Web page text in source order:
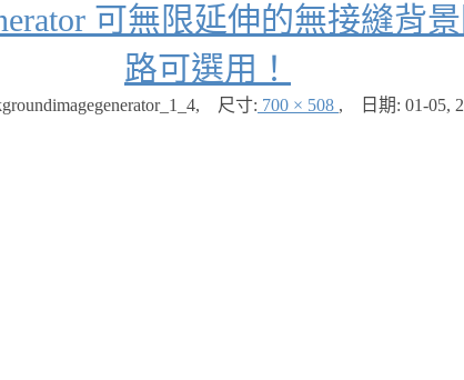
可無限延伸的無接縫背
路可選用！
, 尺寸: 700 × 508 , 日期: 01-05,